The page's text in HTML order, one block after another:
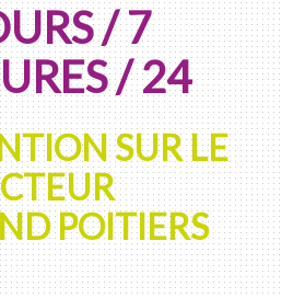
/ 7
/ 24
SUR LE
POITIERS